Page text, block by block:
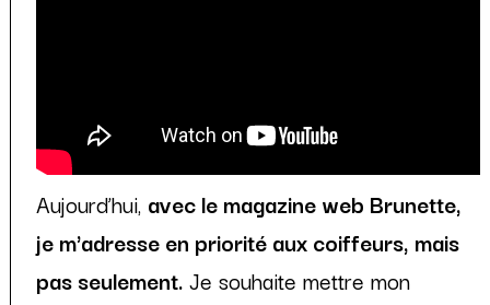
Aujourd’hui, avec le magazine web Brunette,
je m'adresse en priorité aux coiffeurs, mais
pas seulement.Je souhaite mettre mon